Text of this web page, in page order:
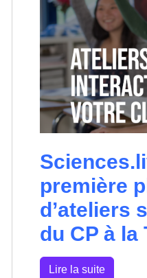
première
d’ateliers
du CP à la
Lire la suite